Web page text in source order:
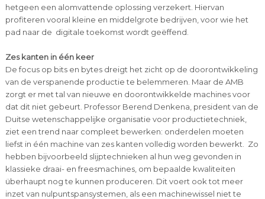
hetgeen een alomvattende oplossing verzekert. Hiervan
profiteren vooral kleine en middelgrote bedrijven, voor wie het
pad naar de digitale toekomst wordt geëffend.
Zes kanten in één keer
De focus op bits en bytes dreigt het zicht op de doorontwikkeling
van de verspanende productie te belemmeren. Maar de AMB
zorgt er met tal van nieuwe en doorontwikkelde machines voor
dat dit niet gebeurt. Professor Berend Denkena, president van de
Duitse wetenschappelijke organisatie voor productietechniek,
ziet een trend naar compleet bewerken: onderdelen moeten
liefst in één machine van zes kanten volledig worden bewerkt. Zo
hebben bijvoorbeeld slijptechnieken al hun weg gevonden in
klassieke draai- en freesmachines, om bepaalde kwaliteiten
überhaupt nog te kunnen produceren. Dit voert ook tot meer
inzet van nulpuntspansystemen, als een machinewissel niet te